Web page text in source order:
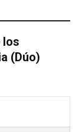
los
(Dúo)